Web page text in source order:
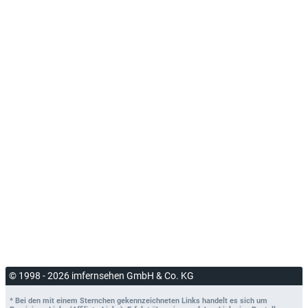
© 1998 - 2026 imfernsehen GmbH & Co. KG
* Bei den mit einem Sternchen gekennzeichneten Links handelt es sich um